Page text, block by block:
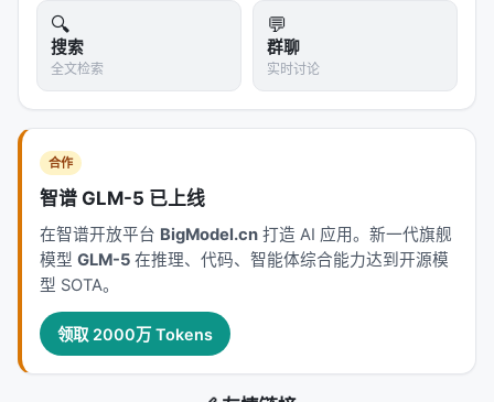
本解决方案。
结论
Auto-RAG 是一个务实的工程改进。它告诉我们：
RAG 系统不需要对每个查询都检索。
对于工程师来说，这意味着：在设计 RAG 系统时，考
虑加入"检索决策"层，可以显著降低成本和提升效率。
对于研究者来说，Auto-RAG 提出了一个更有趣的问
题：如何让 LLM 真正拥有可靠的元认知？这不是一个
题。
> "知道你不知道什么，和知道你知道什么一样重要。"
🔍
搜索
全文检索
💬
群聊
实时讨论
合作
智谱 GLM-5 已上线
在智谱开放平台 BigModel.cn 打造 AI 应用。新一代旗舰
模型 GLM-5 在推理、代码、智能体综合能力达到开源模
型 SOTA。
领取 2000万 Tokens